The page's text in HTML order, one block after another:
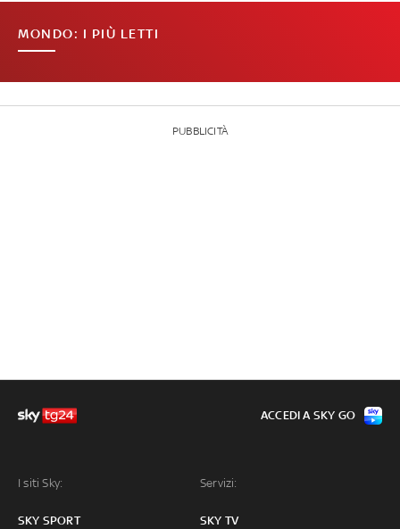
MONDO: I PIÙ LETTI
PUBBLICITÀ
I siti Sky:
SKY SPORT
Servizi:
SKY TV
ACCEDI A SKY GO